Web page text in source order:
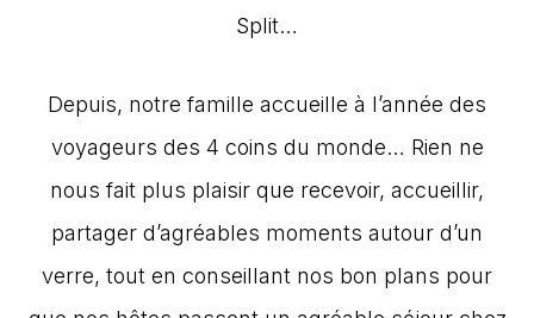
Split…
Depuis, notre famille accueille à l’année des
voyageurs des 4 coins du monde… Rien ne
nous fait plus plaisir que recevoir, accueillir,
partager d’agréables moments autour d’un
verre, tout en conseillant nos bon plans pour